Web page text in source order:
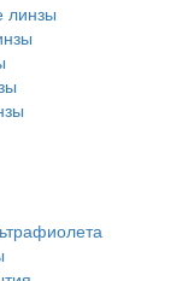
линзы